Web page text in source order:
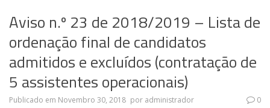
Aviso n.º 23 de 2018/2019 – Lista de
ordenação final de candidatos
admitidos e excluídos (contratação de
5 assistentes operacionais)
Publicado em Novembro 30, 2018 por administrador 0